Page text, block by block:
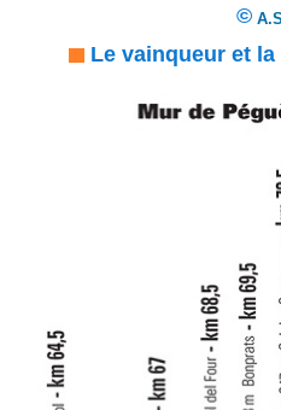
©
Le vainqueur et la